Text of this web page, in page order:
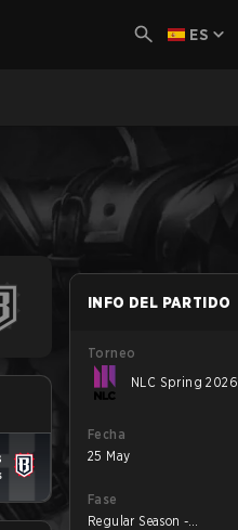
ES
INFO DEL PARTIDO
Torneo
NLC Spring 2026
Fecha
25 May
Fase
Regular Season -